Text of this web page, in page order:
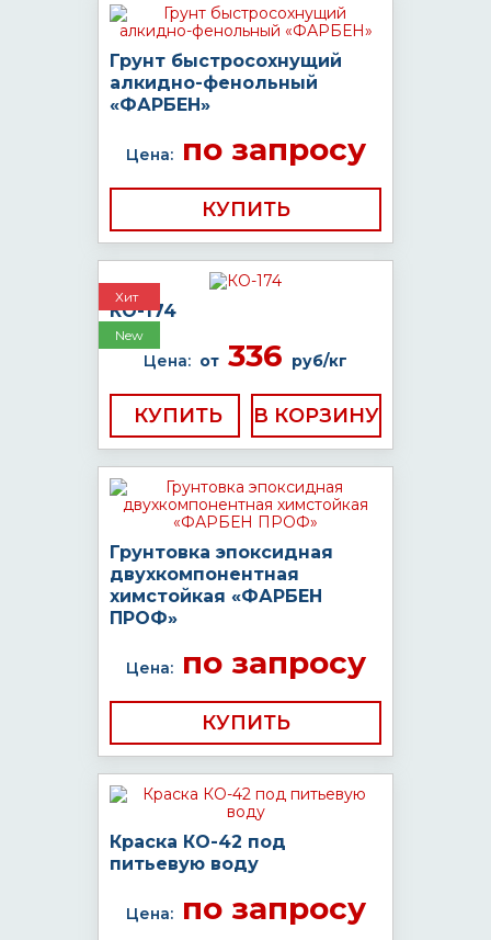
Грунт быстросохнущий
алкидно-фенольный
«ФАРБЕН»
Цена:по запросу
КУПИТЬ
Хит
New
КО-174
Цена: от 336 руб/кг
КУПИТЬ
Грунтовка эпоксидная
двухкомпонентная
химстойкая «ФАРБЕН
ПРОФ»
Цена:по запросу
КУПИТЬ
Краска КО-42 под
питьевую воду
Цена:по запросу